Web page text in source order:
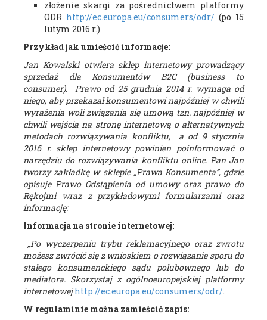
złożenie skargi za pośrednictwem platformy
ODR http://ec.europa.eu/consumers/odr/ (po 15
lutym 2016 r.)
Przykład jak umieścić informacje:
Jan Kowalski otwiera sklep internetowy prowadzący
sprzedaż dla Konsumentów B2C (business to
consumer). Prawo od 25 grudnia 2014 r. wymaga od
niego, aby przekazał konsumentowi najpóźniej w chwili
wyrażenia woli związania się umową tzn. najpóźniej w
chwili wejścia na stronę internetową o alternatywnych
metodach rozwiązywania konfliktu, a od 9 stycznia
2016 r. sklep internetowy powinien poinformować o
narzędziu do rozwiązywania konfliktu online. Pan Jan
tworzy zakładkę w sklepie „Prawa Konsumenta”, gdzie
opisuje Prawo Odstąpienia od umowy oraz prawo do
Rękojmi wraz z przykładowymi formularzami oraz
informację:
Informacja na stronie internetowej:
„Po wyczerpaniu trybu reklamacyjnego oraz zwrotu
możesz zwrócić się z wnioskiem o rozwiązanie sporu do
stałego konsumenckiego sądu polubownego lub do
mediatora. Skorzystaj z ogólnoeuropejskiej platformy
internetowejhttp://ec.europa.eu/consumers/odr/.
W regulaminie można zamieścić zapis: